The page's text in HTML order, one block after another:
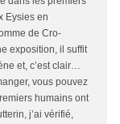
Eysies en
de Cro-
exposition, il suffit
et, c’est clair…
vous pouvez
humains ont
j’ai vérifié,